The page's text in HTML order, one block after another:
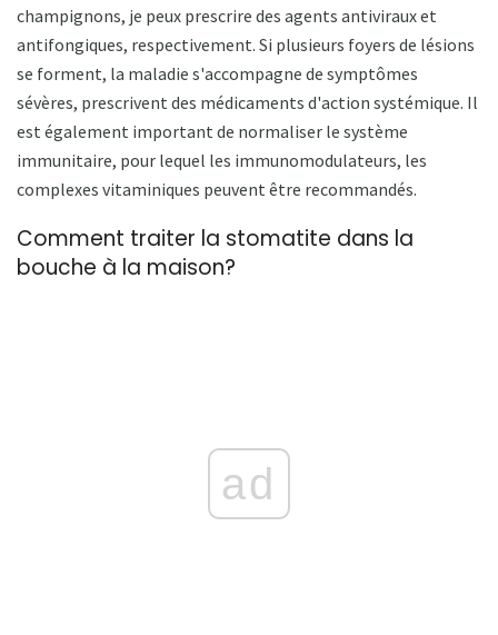
champignons, je peux prescrire des agents antiviraux et
antifongiques, respectivement. Si plusieurs foyers de lésions
se forment, la maladie s'accompagne de symptômes
sévères, prescrivent des médicaments d'action systémique. Il
est également important de normaliser le système
immunitaire, pour lequel les immunomodulateurs, les
complexes vitaminiques peuvent être recommandés.
Comment traiter la stomatite dans la
bouche à la maison?
ad